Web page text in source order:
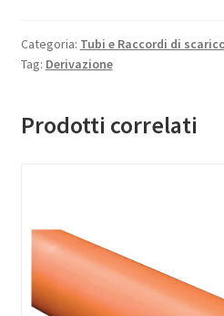
Categoria: Tubi e Raccordi di
Tag: Derivazione
Prodotti correlati